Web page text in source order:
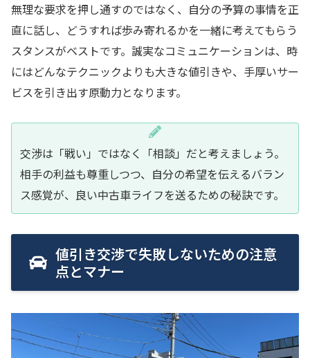
無理な要求を押し通すのではなく、自分の予算の事情を正
直に話し、どうすれば歩み寄れるかを一緒に考えてもらう
スタンスがベストです。誠実なコミュニケーションは、時
にはどんなテクニックよりも大きな値引きや、手厚いサー
ビスを引き出す原動力となります。
交渉は「戦い」ではなく「相談」だと考えましょう。
相手の利益も尊重しつつ、自分の希望を伝えるバラン
ス感覚が、良い中古車ライフを送るための秘訣です。
値引き交渉で失敗しないための注意
点とマナー